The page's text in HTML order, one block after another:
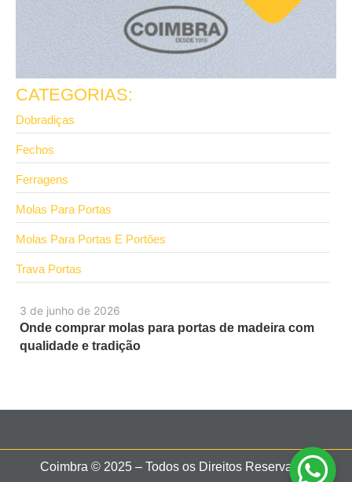
3 de junho de 2026
Onde comprar molas para portas de madeira com
qualidade e tradição
CATEGORIAS:
Dobradiças
Fechos
Ferragens
Molas Para Portas
Molas Para Portas E Portões
Trava Portas
Coimbra © 2025 – Todos os Direitos Reservados